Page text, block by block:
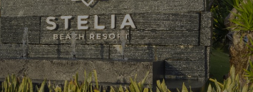
Ẩm thực
Dịch vụ giải trí và trải